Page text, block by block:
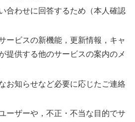
合わせに回答するため（本人確認
ービスの新機能，更新情報，キャ
提供する他のサービスの案内のメ
お知らせなど必要に応じたご連絡
ーザーや，不正・不当な目的でサ